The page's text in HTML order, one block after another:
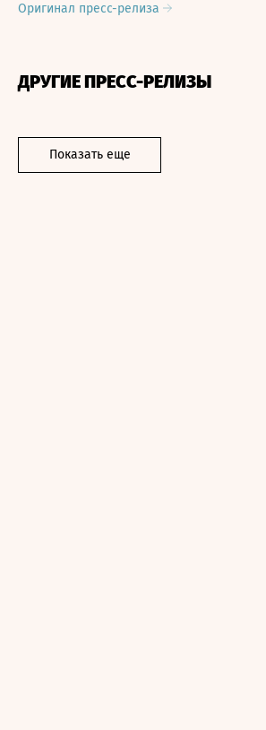
Оригинал пресс-релиза
ДРУГИЕ ПРЕСС-РЕЛИЗЫ
Показать еще